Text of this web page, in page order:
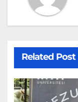
Related Post